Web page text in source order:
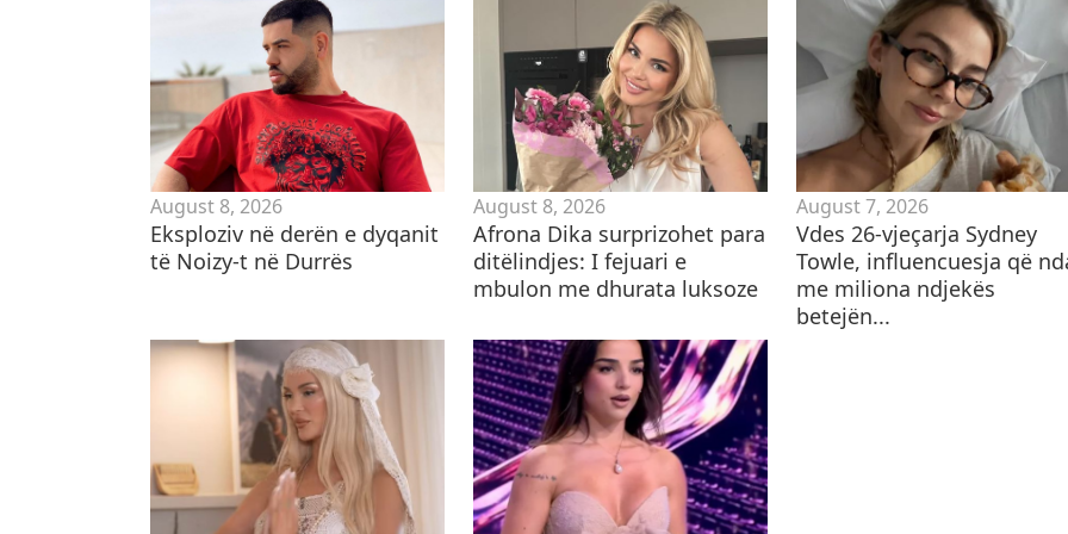
August 8, 2026
Eksploziv në derën e dyqanit
të Noizy-t në Durrës
August 8, 2026
Afrona Dika surprizohet para
ditëlindjes: I fejuari e
mbulon me dhurata luksoze
August 7, 2026
Vdes 26-vjeçarja Sydney
Towle, influencuesja që
me miliona ndjekës
betejën...